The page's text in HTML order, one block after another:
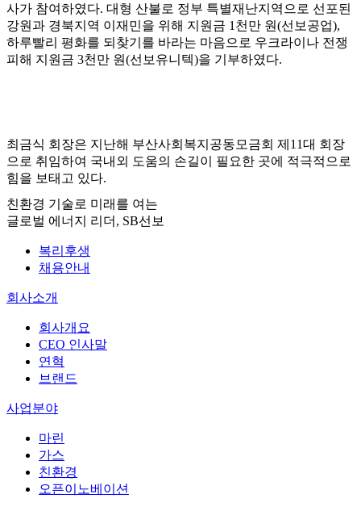
사가 참여하였다. 대형 산불로 정부 특별재난지역으로 선포된
강원과 경북지역 이재민을 위해 지원금 1천만 원(선보공업),
하루빨리 평화를 되찾기를 바라는 마음으로 우크라이나 전쟁
피해 지원금 3천만 원(선보유니텍)을 기부하였다.
최금식 회장은 지난해 부산사회복지공동모금회 제 11대 회장
으로 취임하여 국내외 도움의 손길이 필요한 곳에 적극적으로
힘을 보태고 있다.
친환경 기술로 미래를 여는
글로벌 에너지 리더, SB선보
복리후생
채용안내
회사소개
회사개요
CEO 인사말
연혁
브랜드
사업분야
마린
가스
친환경
오픈이노베이션